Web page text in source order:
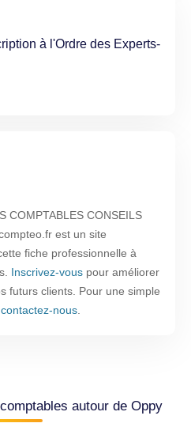
à l'Ordre des Experts-
COMPTABLES CONSEILS
est un site
fiche professionnelle à
Inscrivez-vous pour améliorer
futurs clients. Pour une simple
contactez-nous
autour de Oppy